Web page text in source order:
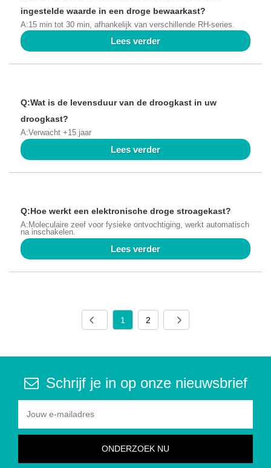
ingestelde waarde in een droge bewaarkast?
A:15 min tot 30 min, afhankelijk van verschillende RH-series.
Lees verder
Q:Wat is de levensduur van de droogkast in uw
droogkast?
A:Verwacht +15 jaar
Lees verder
Q:Hoe werkt een elektronische droge stroagekast?
A:Moleculaire zeef voor fysieke ontvochtiging, werkt automatisch
na inschakelen.
Lees verder
1 2
Schrijf je in op onze nieuwsbrief